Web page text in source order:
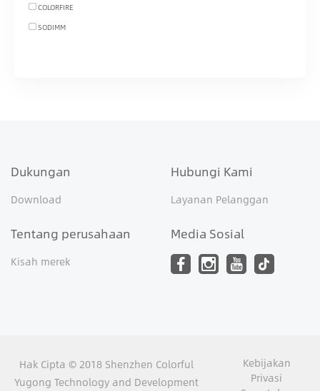
COLORFIRE
SODIMM
Dukungan
Download
Hubungi Kami
Layanan Pelanggan
Tentang perusahaan
Kisah merek
Media Sosial
Hak Cipta © 2018 Shenzhen Colorful
Yugong Technology and Development
Kebijakan
Privasi